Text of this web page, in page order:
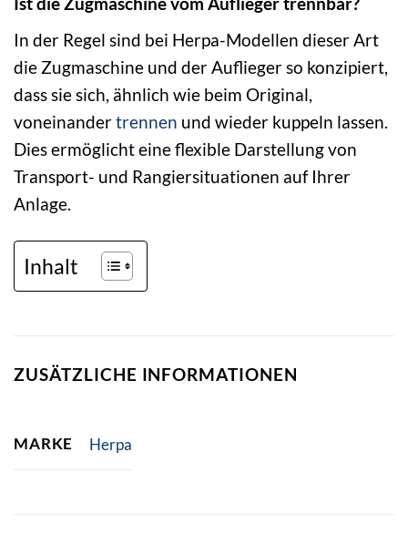
In der Regel sind bei Herpa-Modellen dieser Art
die Zugmaschine und der Auflieger so konzipiert,
dass sie sich, ähnlich wie beim Original,
voneinandertrennen und wieder kuppeln lassen.
Dies ermöglicht eine flexible Darstellung von
Transport- und Rangiersituationen auf Ihrer
Anlage.
Inhalt
ZUSÄTZLICHE INFORMATIONEN
MARKE Herpa